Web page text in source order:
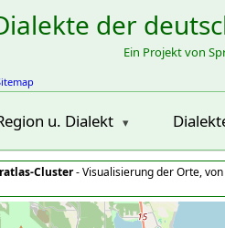
der
Ein Projekt von
u. Dialekt
Cluster- Visualisierung der Orte,